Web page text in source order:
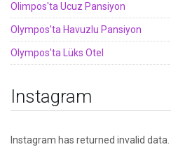
Olimpos'ta Ucuz Pansiyon
Olympos'ta Havuzlu Pansiyon
Olympos'ta Lüks Otel
Instagram
Instagram has returned invalid data.